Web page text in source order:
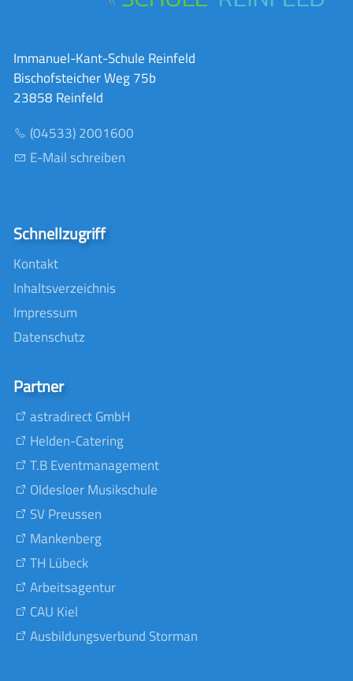
Immanuel-Kant-Schule Reinfeld
Bischofsteicher Weg 75b
23858 Reinfeld
(04533) 2001600
E-Mail schreiben
Schnellzugriff
Kontakt
Inhaltsverzeichnis
Impressum
Datenschutz
Partner
astradirect GmbH
Helden-Catering
T.B Eventmanagement
Oldesloer Musikschule
SV Preussen
Mankenberg
TH Lübeck
Arbeitsagentur
CAU Kiel
Ausbildungsverbund Storman